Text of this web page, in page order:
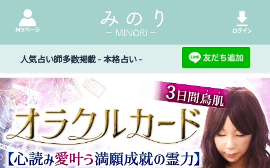
人気占い師多数掲載 - 本格占い -